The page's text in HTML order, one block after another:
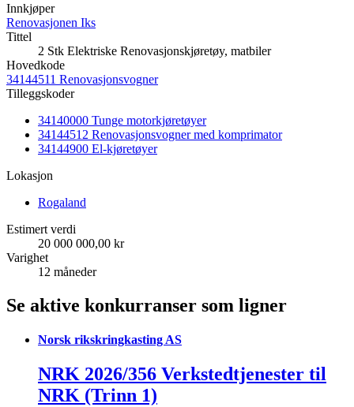
Innkjøper
Renovasjonen Iks
Tittel
2 Stk Elektriske Renovasjonskjøretøy, matbiler
Hovedkode
34144511 Renovasjonsvogner
Tilleggskoder
34140000 Tunge motorkjøretøyer
34144512 Renovasjonsvogner med komprimator
34144900 El-kjøretøyer
Lokasjon
Rogaland
Estimert verdi
20 000 000,00 kr
Varighet
12 måneder
Se aktive konkurranser som ligner
Norsk rikskringkasting AS
NRK 2026/356 Verkstedtjenester til
NRK (Trinn 1)